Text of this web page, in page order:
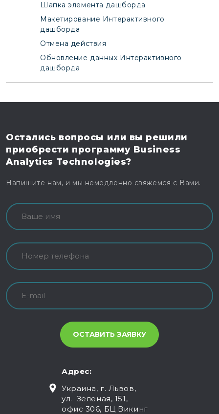
Шапка элемента дашборда
Макетирование Интерактивного
дашборда
Отмена действия
Обновление данных Интерактивного
дашборда
Остались вопросы или вы решили
приобрести программу Business
Analytics Technologies?
Напишите нам, и мы немедленно свяжемся с Вами.
Адрес:
Украина, г. Львов,
ул. Зеленая, 151,
офис 306, БЦ Викинг